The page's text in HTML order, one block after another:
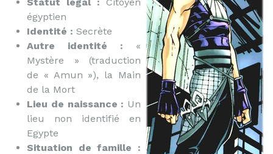
égyptien
Identité : Secrète
Autre identité : «
Mystère » (traduction
de « Amun »), la Main
de la Mort
Lieu de naissance : Un
lieu non identifié en
Egypte
Situation de famille :